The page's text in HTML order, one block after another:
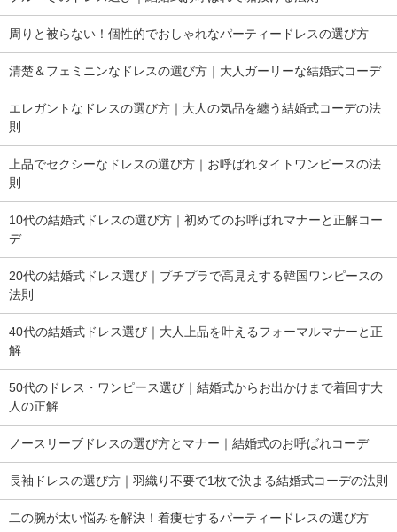
周りと被らない！個性的でおしゃれなパーティードレスの選び方
清楚＆フェミニンなドレスの選び方｜大人ガーリーな結婚式コーデ
エレガントなドレスの選び方｜大人の気品を纏う結婚式コーデの法
則
上品でセクシーなドレスの選び方｜お呼ばれタイトワンピースの法
則
10代の結婚式ドレスの選び方｜初めてのお呼ばれマナーと正解コー
デ
20代の結婚式ドレス選び｜プチプラで高見えする韓国ワンピースの
法則
40代の結婚式ドレス選び｜大人上品を叶えるフォーマルマナーと正
解
50代のドレス・ワンピース選び｜結婚式からお出かけまで着回す大
人の正解
ノースリーブドレスの選び方とマナー｜結婚式のお呼ばれコーデ
長袖ドレスの選び方｜羽織り不要で1枚で決まる結婚式コーデの法則
二の腕が太い悩みを解決！着痩せするパーティードレスの選び方